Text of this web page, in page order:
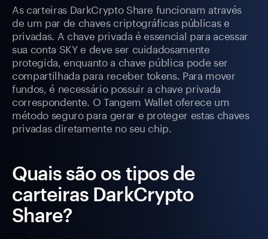
As carteiras DarkCrypto Share funcionam através
de um par de chaves criptográficas públicas e
privadas. A chave privada é essencial para acessar
sua conta SKY e deve ser cuidadosamente
protegida, enquanto a chave pública pode ser
compartilhada para receber tokens. Para mover
fundos, é necessário possuir a chave privada
correspondente. O Tangem Wallet oferece um
método seguro para gerar e proteger estas chaves
privadas diretamente no seu chip.
Quais são os tipos de
carteiras DarkCrypto
Share?